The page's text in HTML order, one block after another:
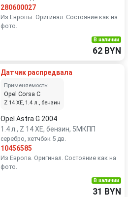
280600027
Из Европы. Оригинал. Состояние как на
фото.
В наличии
62 BYN
Датчик распредвала
Применяемость:
Opel Corsa C
Z 14 XE, 1.4 л., бензин
Opel Astra G 2004
1.4 л., Z 14 XE, бензин, 5МКПП
серебро, хетчбэк 5 дв.
10456585
Из Европа. Оригинал. Состояние как на
фото.
В наличии
31 BYN